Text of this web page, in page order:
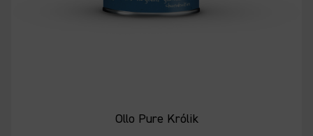
Ollo Pure Królik